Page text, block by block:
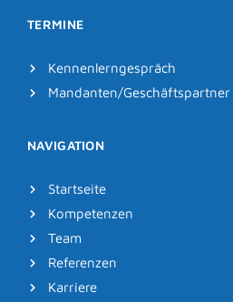
TERMINE
Kennenlerngespräch
Mandanten/Geschäftspartner
NAVIGATION
Startseite
Kompetenzen
Team
Referenzen
Karriere